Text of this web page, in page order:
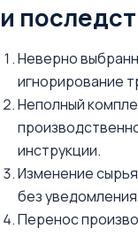
и
Неверно
игнорирование
Неполный
инструкции.
Изменение
без
Перенос